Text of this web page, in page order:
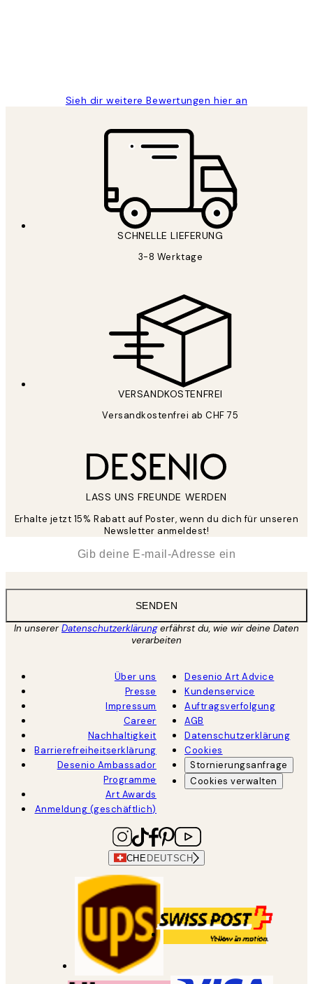
Sieh dir weitere Bewertungen hier an
SCHNELLE LIEFERUNG
3-8 Werktage
VERSANDKOSTENFREI
Versandkostenfrei ab CHF 75
LASS UNS FREUNDE WERDEN
Erhalte jetzt 15% Rabatt auf Poster, wenn du dich für unseren
Newsletter anmeldest!
SENDEN
In unsererDatenschutzerklärungerfährst du, wie wir deine Daten
verarbeiten
Über uns
Presse
Impressum
Career
Nachhaltigkeit
Barrierefreiheitserklärung
Desenio Ambassador
Programme
Art Awards
Anmeldung (geschäftlich)
Desenio Art Advice
Kundenservice
Auftragsverfolgung
AGB
Datenschutzerklärung
Cookies
Stornierungsanfrage
Cookies verwalten
CHE DEUTSCH